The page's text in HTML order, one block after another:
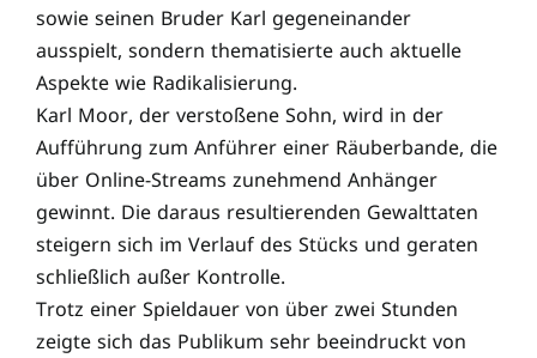
sowie seinen Bruder Karl gegeneinander
ausspielt, sondern thematisierte auch aktuelle
Aspekte wie Radikalisierung.
Karl Moor, der verstoßene Sohn, wird in der
Aufführung zum Anführer einer Räuberbande, die
über Online-Streams zunehmend Anhänger
gewinnt. Die daraus resultierenden Gewalttaten
steigern sich im Verlauf des Stücks und geraten
schließlich außer Kontrolle.
Trotz einer Spieldauer von über zwei Stunden
zeigte sich das Publikum sehr beeindruckt von